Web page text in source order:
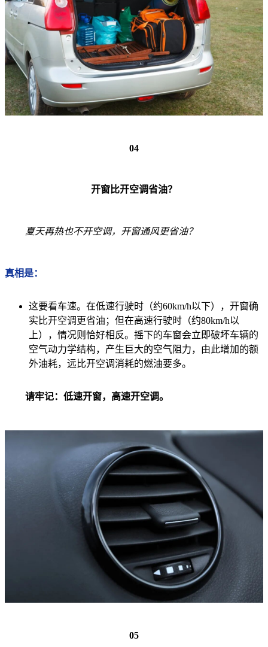
04
开窗比开空调省油？
夏天再热也不开空调，开窗通风更省油？
真相是：
这要看车速。在低速行驶时（约60km/h以下），开窗确
实比开空调更省油；但在高速行驶时（约80km/h以
上），情况则恰好相反。摇下的车窗会立即破坏车辆的
空气动力学结构，产生巨大的空气阻力，由此增加的额
外油耗，远比开空调消耗的燃油要多。
请牢记：低速开窗，高速开空调。
05